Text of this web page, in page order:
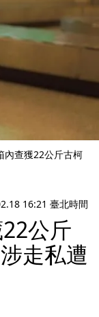
內查獲22公斤古柯
16:21 臺北時間
公斤
走私遭